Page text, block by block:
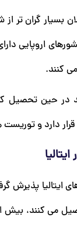
بسیار گران تر
اروپایی
کنند.
در حین تحصیل
دارد و توریست
های ایتالیا